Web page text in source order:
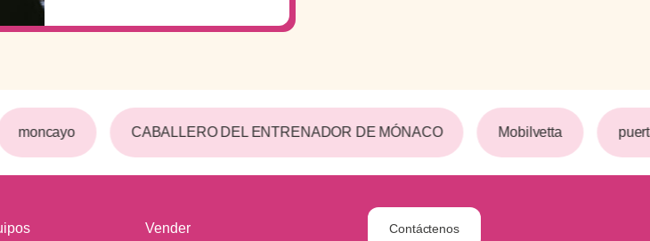
moncayo CABALLERO DEL ENTRENADOR DE MÓNACO Mobilvetta
Vender Contáctenos